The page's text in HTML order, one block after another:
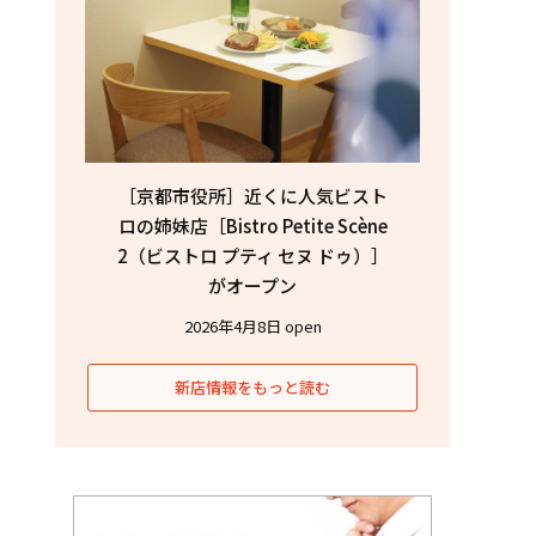
［京都市役所］近くに人気ビスト
ロの姉妹店［Bistro Petite Scène
2（ビストロ プティ セヌ ドゥ）］
がオープン
2026年4月8日 open
新店情報をもっと読む